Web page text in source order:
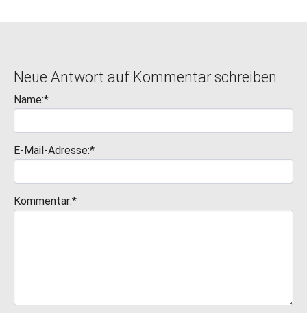
Neue Antwort auf Kommentar schreiben
Name:*
E-Mail-Adresse:*
Kommentar:*